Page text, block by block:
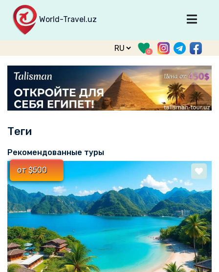
World-Travel.uz
Главная
Направления
Туры
Тур. фирмы
Войти
Зарегистрироваться
support@world-travel.uz
0
Теги
Рекомендованные туры
от $500